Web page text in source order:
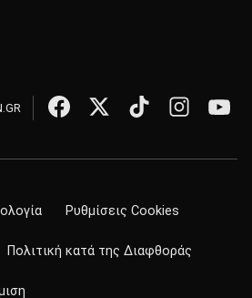
Ρυθμίσεις Cookies
Πολιτική κατά της Διαφθοράς